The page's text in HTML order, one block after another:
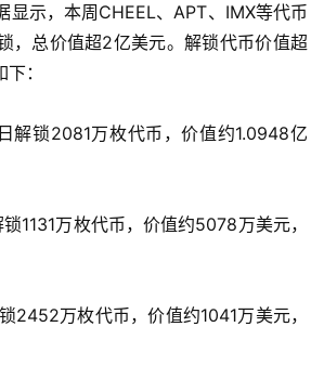
示，本周CHEEL、APT、IMX等代币
，总价值超2亿美元。解锁代币价值超
：
解锁2081万枚代币，价值约1.0948亿
1131万枚代币，价值约5078万美元，
2452万枚代币，价值约1041万美元，